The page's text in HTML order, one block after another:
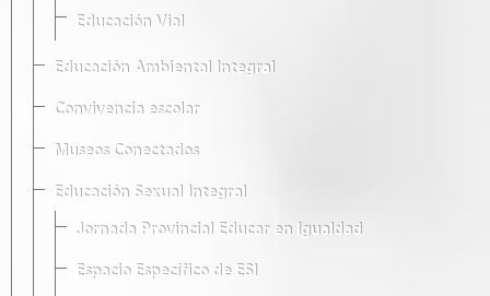
Educación Vial
Educación Ambiental Integral
Convivencia escolar
Museos Conectados
Educación Sexual Integral
Jornada Provincial Educar en Igualdad
Espacio Específico de ESI